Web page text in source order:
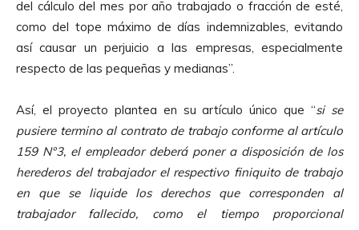
del cálculo del mes por año trabajado o fracción de esté,
como del tope máximo de días indemnizables, evitando
así causar un perjuicio a las empresas, especialmente
respecto de las pequeñas y medianas”.
Así, el proyecto plantea en su artículo único que “si se
pusiere termino al contrato de trabajo conforme al artículo
159 N°3, el empleador deberá poner a disposición de los
herederos del trabajador el respectivo finiquito de trabajo
en que se liquide los derechos que corresponden al
trabajador fallecido, como el tiempo proporcional